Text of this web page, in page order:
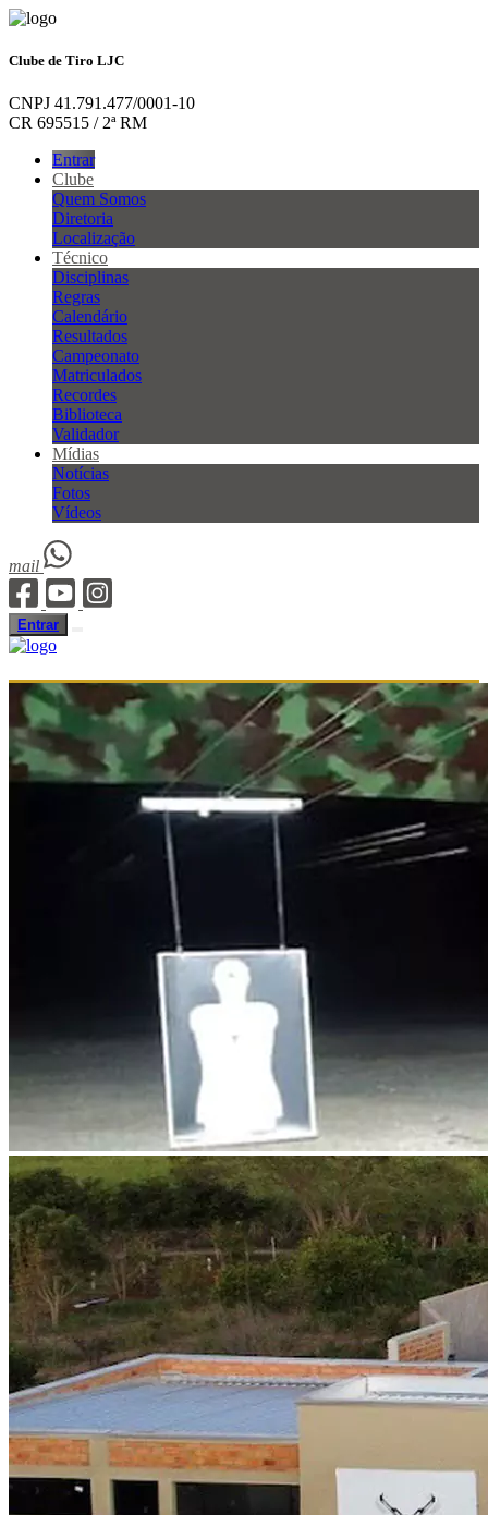
Clube de Tiro LJC
CNPJ 41.791.477/0001-10
CR 695515 / 2ª RM
Entrar
Clube
Quem Somos
Diretoria
Localização
Técnico
Disciplinas
Regras
Calendário
Resultados
Campeonato
Matriculados
Recordes
Biblioteca
Validador
Mídias
Notícias
Fotos
Vídeos
mail
Entrar